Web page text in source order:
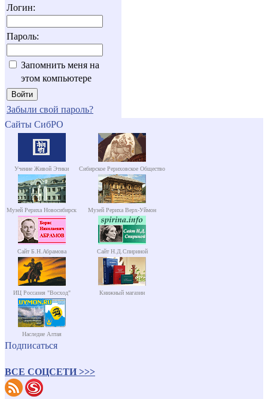
Логин:
Пароль:
Запомнить меня на
этом компьютере
Забыли свой пароль?
Сайты СибРО
Учение Живой Этики Сибирское Рериховское Общество
Музей Рериха Новосибирск Музей Рериха Верх-Уймон
Сайт Б.Н.Абрамова Сайт Н.Д.Спириной
ИЦ Россазия "Восход" Книжный магазин
Наследие Алтая
Подписаться
ВСЕ СОЦСЕТИ >>>